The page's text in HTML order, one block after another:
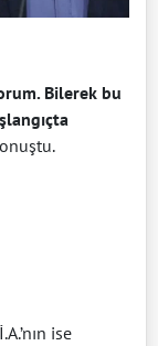
Bilerek bu
ise